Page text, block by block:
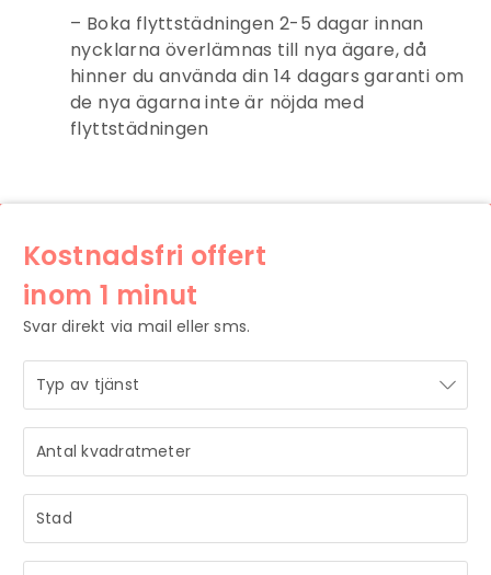
– Boka flyttstädningen 2-5 dagar innan
nycklarna överlämnas till nya ägare, då
hinner du använda din 14 dagars garanti om
de nya ägarna inte är nöjda med
flyttstädningen
STRÅLANDE!
Ditt meddelande är mottaget och vi återkommer till dig
så snart vi har möjlighet.
Kostnadsfri offert
inom 1 minut
Svar direkt via mail eller sms.
STRÅLANDE!
Ditt meddelande är mottaget och vi återkommer till dig
så snart vi har möjlighet.